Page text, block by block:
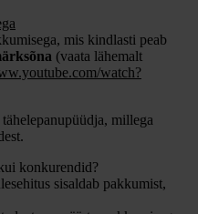
mis kindlasti peab
(vaata lähemalt
watch?
millega
konkurendid?
sisaldab pakkumist,